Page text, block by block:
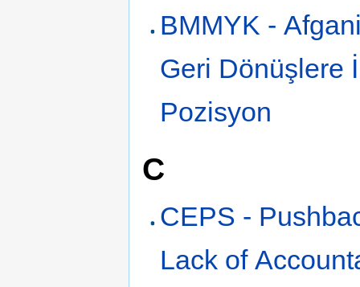
BMMYK -
Geri Dönüşlere
Pozisyon
C
CEPS -
Lack of